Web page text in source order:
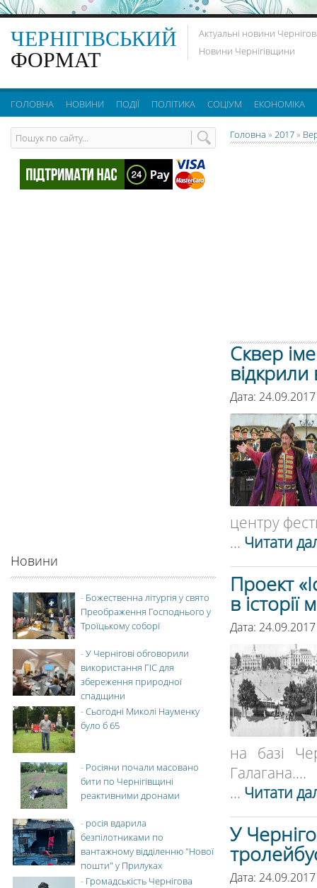
ЧЕРНІГІВСЬКИЙ
ФОРМАТ
Актуальні новини
Новини Чернігівщини
ГОЛОВНА НОВИНИ ПОДІЇ ПОЛІТИКА СОЦІУМ ЕКОНОМІКА
Головна » 2017»
Сквер
відкрили
Дата:
центру
... Читати
Проект
в
Дата:
на базі
Галагана....
... Читати
У
Дата:
Новини
- Божественна літургія у свято
Преображення Господнього у
Троїцькому соборі
-У Чернігові обговорили
використання ГІС для
збереження природної
спадщини
-Сьогодні Миколі Науменку
було б 65
- Росіяни почали масовано
бити по Чернігівщині
реактивними дронами
- росія вдарила
безпілотниками по
вантажному відділенню "Нової
пошти" у Прилуках
- Громадськість Чернігова